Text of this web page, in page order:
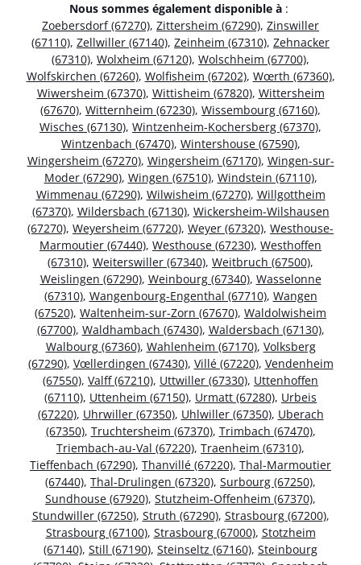
Nous sommes également disponible à :
Zoebersdorf (67270), Zittersheim (67290), Zinswiller
(67110), Zellwiller (67140), Zeinheim (67310), Zehnacker
(67310), Wolxheim (67120), Wolschheim (67700),
Wolfskirchen (67260), Wolfisheim (67202), Wœrth (67360),
Wiwersheim (67370), Wittisheim (67820), Wittersheim
(67670), Witternheim (67230), Wissembourg (67160),
Wisches (67130), Wintzenheim-Kochersberg (67370),
Wintzenbach (67470), Wintershouse (67590),
Wingersheim (67270), Wingersheim (67170), Wingen-sur-
Moder (67290), Wingen (67510), Windstein (67110),
Wimmenau (67290), Wilwisheim (67270), Willgottheim
(67370), Wildersbach (67130), Wickersheim-Wilshausen
(67270), Weyersheim (67720), Weyer (67320), Westhouse-
Marmoutier (67440), Westhouse (67230), Westhoffen
(67310), Weiterswiller (67340), Weitbruch (67500),
Weislingen (67290), Weinbourg (67340), Wasselonne
(67310), Wangenbourg-Engenthal (67710), Wangen
(67520), Waltenheim-sur-Zorn (67670), Waldolwisheim
(67700), Waldhambach (67430), Waldersbach (67130),
Walbourg (67360), Wahlenheim (67170), Volksberg
(67290), Vœllerdingen (67430), Villé (67220), Vendenheim
(67550), Valff (67210), Uttwiller (67330), Uttenhoffen
(67110), Uttenheim (67150), Urmatt (67280), Urbeis
(67220), Uhrwiller (67350), Uhlwiller (67350), Uberach
(67350), Truchtersheim (67370), Trimbach (67470),
Triembach-au-Val (67220), Traenheim (67310),
Tieffenbach (67290), Thanvillé (67220), Thal-Marmoutier
(67440), Thal-Drulingen (67320), Surbourg (67250),
Sundhouse (67920), Stutzheim-Offenheim (67370),
Stundwiller (67250), Struth (67290), Strasbourg (67200),
Strasbourg (67100), Strasbourg (67000), Stotzheim
(67140), Still (67190), Steinseltz (67160), Steinbourg